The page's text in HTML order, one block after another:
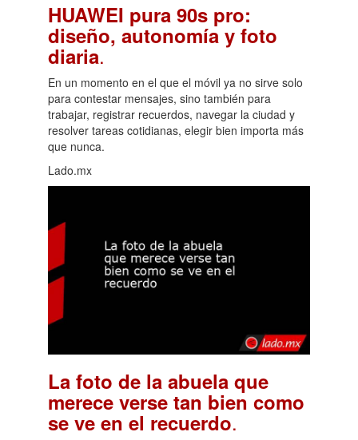
HUAWEI pura 90s pro:
diseño, autonomía y foto
diaria.
En un momento en el que el móvil ya no sirve solo
para contestar mensajes, sino también para
trabajar, registrar recuerdos, navegar la ciudad y
resolver tareas cotidianas, elegir bien importa más
que nunca.
Lado.mx
La foto de la abuela que
merece verse tan bien como
se ve en el recuerdo.